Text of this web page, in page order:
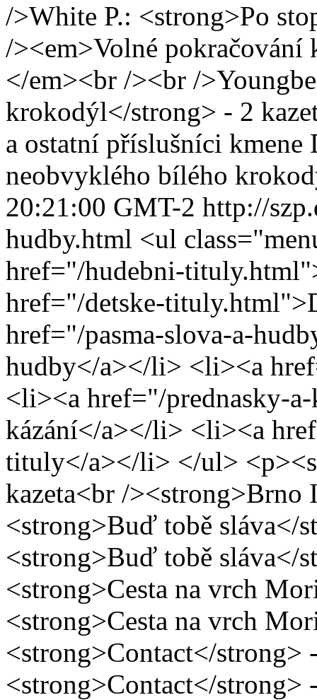
/>White P.: <strong>Po
/><em>Volné
</em><br /><br /
krokodýl</strong> - 2
a ostatní příslušníci
neobvyklého bílého
20:21:00 GMT-2 http://
hudby.html <ul
href="/hudebni-
href="/detske-
href="/pasma-slova-a-
hudby</a></li> <li><a
<li><a href="/prednasky-
kázání</a></li> <li><a
tituly</a></li> </ul>
kazeta<br /><strong>Brno
<strong>Buď tobě sláva</
<strong>Buď tobě sláva</
<strong>Cesta na vrch
<strong>Cesta na vrch
<strong>Contact</strong>
<strong>Contact</strong>